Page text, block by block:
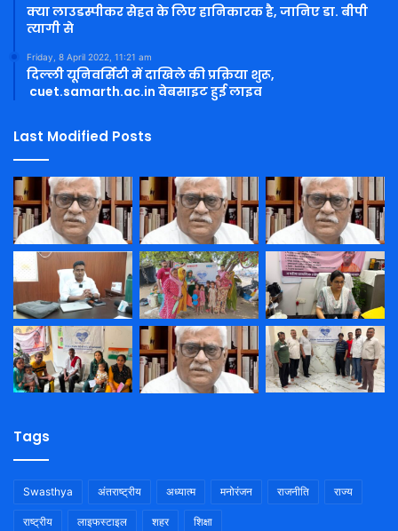
क्या लाउडस्पीकर सेहत के लिए हानिकारक है, जानिए डा. बीपी
त्यागी से
Friday, 8 April 2022, 11:21 am
दिल्ली यूनिवर्सिटी में दाखिले की प्रक्रिया शुरू,
cuet.samarth.ac.in वेबसाइट हुई लाइव
Last Modified Posts
Tags
Swasthya अंतराष्ट्रीय अध्यात्म मनोरंजन राजनीति राज्य
राष्ट्रीय लाइफस्टाइल शहर शिक्षा